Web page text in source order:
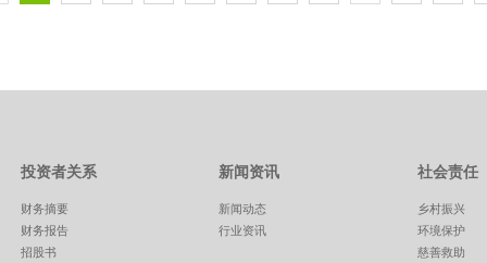
投资者关系
财务摘要
财务报告
招股书
新闻资讯
新闻动态
行业资讯
社会责任
乡村振兴
环境保护
慈善救助